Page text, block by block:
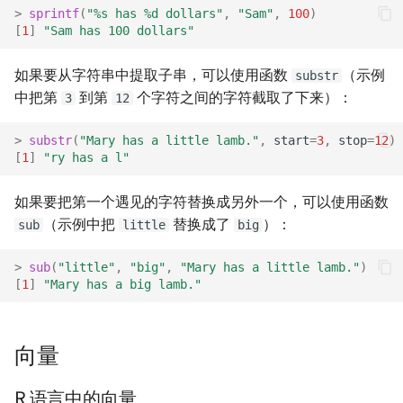
> sprintf( "%s has %d dollars" , "Sam" , 100)
[1 ] "Sam has 100 dollars"
如果要从字符串中提取子串，可以使用函数 substr
（示例
中把第 3 到第 12 个字符之间的字符截取了下来）：
> substr( "Mary has a little lamb." , start=3, stop=12)
[1 ] "ry has a l"
如果要把第一个遇见的字符替换成另外一个，可以使用函数
sub （示例中把 little 替换成了 big ）：
> sub( "little" , "big" , "Mary has a little lamb.")
[1 ] "Mary has a big lamb."
向量
R 语言中的向量